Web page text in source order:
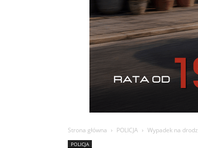
Strona główna POLICJA Wypadek na
POLICJA